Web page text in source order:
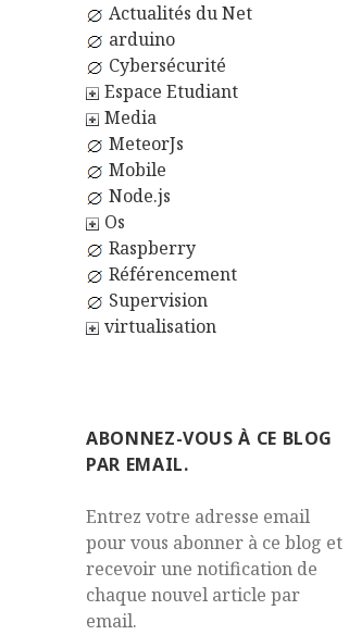
Actualités du Net
arduino
Cybersécurité
Espace Etudiant
Media
MeteorJs
Mobile
Node.js
Os
Raspberry
Référencement
Supervision
virtualisation
ABONNEZ-VOUS À CE BLOG
PAR EMAIL.
Entrez votre adresse email
pour vous abonner à ce blog et
recevoir une notification de
chaque nouvel article par
email.